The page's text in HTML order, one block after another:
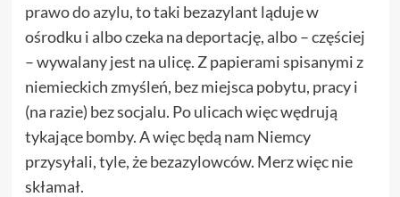
prawo do azylu, to taki bezazylant ląduje w
ośrodku i albo czeka na deportację, albo – częściej
– wywalany jest na ulicę. Z papierami spisanymi z
niemieckich zmyśleń, bez miejsca pobytu, pracy i
(na razie) bez socjalu. Po ulicach więc wędrują
tykające bomby. A więc będą nam Niemcy
przysyłali, tyle, że bezazylowców. Merz więc nie
skłamał.